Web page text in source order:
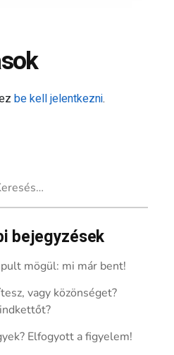
be kell jelentkezni.
bejegyzések
mögül: mi már bent!
vagy közönséget?
Elfogyott a figyelem!